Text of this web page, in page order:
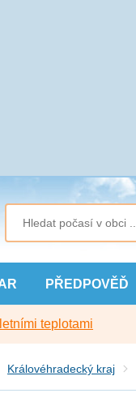
PŘEDPOVĚĎ
teplotami
Královéhradecký kraj